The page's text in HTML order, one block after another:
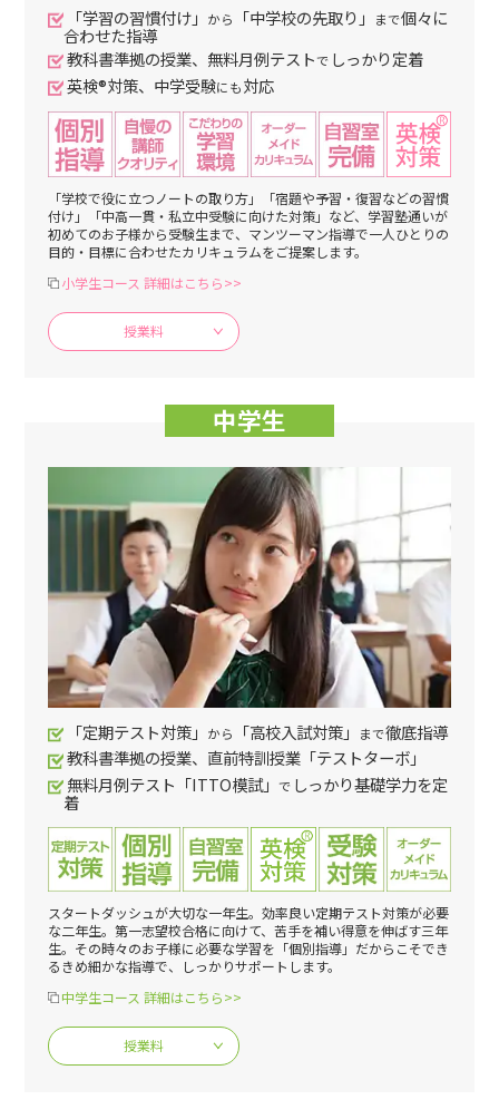
「学習の習慣付け」 から 「中学校の先取り」 まで個々に
合わせた指導
教科書準拠の授業、無料月例テストで しっかり定着
英検®対策、中学受験にも対応
「学校で役に立つノートの取り方」「宿題や予習・復習などの習慣
付け」「中高一貫・私立中受験に向けた対策」など、学習塾通いが
初めてのお子様から受験生まで、マンツーマン指導で一人ひとりの
目的・目標に合わせたカリキュラムをご提案します。
小学生コース 詳細はこちら>>
授業料
中学生
「定期テスト対策」 から 「高校入試対策」 まで徹底指導
教科書準拠の授業、直前特訓授業「テストターボ」
無料月例テスト「ITTO模試」 で しっかり基礎学力を定
着
スタートダッシュが大切な一年生。効率良い定期テスト対策が必要
な二年生。第一志望校合格に向けて、苦手を補い得意を伸ばす三年
生。その時々のお子様に必要な学習を「個別指導」だからこそでき
るきめ細かな指導で、しっかりサポートします。
中学生コース 詳細はこちら>>
授業料